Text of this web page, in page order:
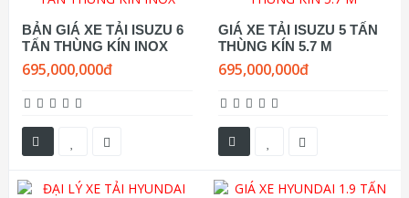
BẢN GIÁ XE TẢI ISUZU 6
TẤN THÙNG KÍN INOX
695,000,000đ
GIÁ XE TẢI ISUZU 5 TẤN
THÙNG KÍN 5.7 M
695,000,000đ